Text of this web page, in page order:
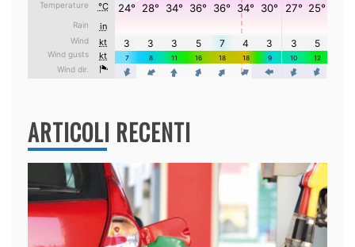
ARTICOLI RECENTI